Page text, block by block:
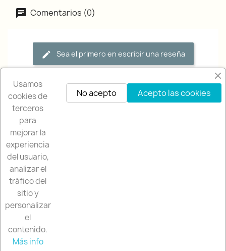
Comentarios (0)
Sea el primero en escribir una reseña
NUESTRA EMPRESA
NUESTRA TIENDA
SU CUENTA
INFORMACIÓN DE LA TIENDA
Usamos
cookies de
terceros
para
mejorar la
experiencia
del usuario,
analizar el
tráfico del
sitio y
personalizar
el
contenido.
Más info
Acepto las cookies
No acepto